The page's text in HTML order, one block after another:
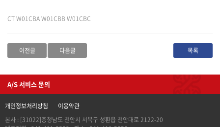
CT W01CBA W01CBB W01CBC
이전글 다음글 목록
A/S 서비스 문의
개인정보처리방침
이용약관
본사 : [31022]충청남도 천안시 서북구 성환읍 천안대로 2122-20